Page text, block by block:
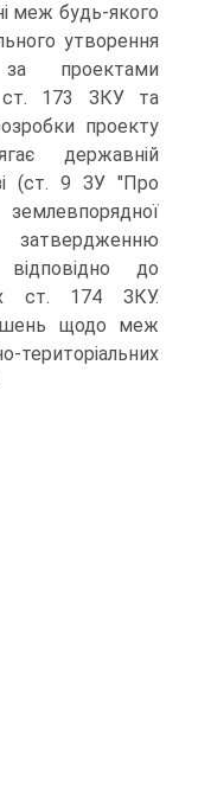
меж будь-якого
утворення
проектами
173 ЗКУ та
проекту
державній
(ст. 9 ЗУ "Про
до
ст. 174 ЗКУ.
щодо меж